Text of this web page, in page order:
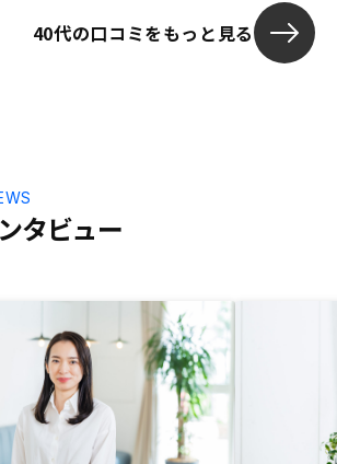
40代の口コミをもっと見る
タビュー